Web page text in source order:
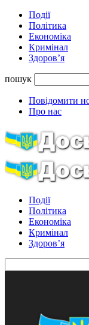
Події
Політика
Економіка
Кримінал
Здоров’я
пошук
Повідомити
Про нас
Події
Політика
Економіка
Кримінал
Здоров’я